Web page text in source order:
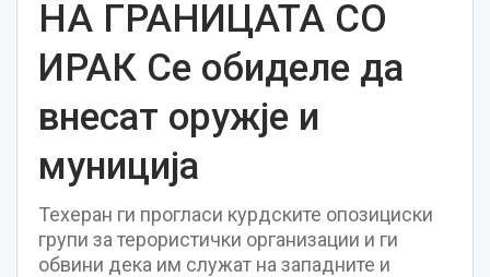
НА ГРАНИЦАТА СО
ИРАК Се обиделе да
внесат оружје и
муниција
Техеран ги прогласи курдските опозициски
групи за терористички организации и ги
обвини дека им служат на западните и